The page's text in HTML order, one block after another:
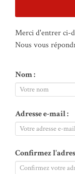
Merci d'entrer ci-
Nous vous
Nom :
Adresse e-mail :
Confirmez